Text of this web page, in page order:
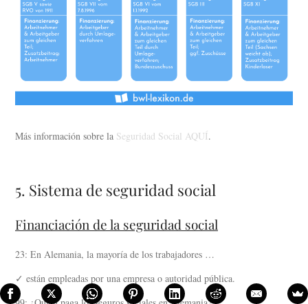
Más información sobre la Seguridad Social AQUÍ.
5. Sistema de seguridad social
Financiación de la seguridad social
23: En Alemania, la mayoría de los trabajadores …
✓ están empleadas por una empresa o autoridad pública.